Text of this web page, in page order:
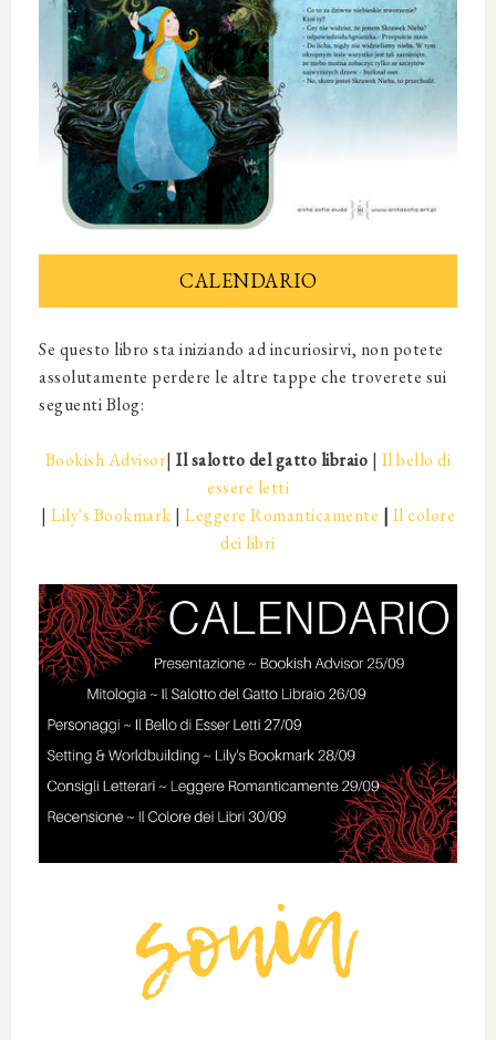
CALENDARIO
Se questo libro sta iniziando ad incuriosirvi, non potete
assolutamente perdere le altre tappe che troverete sui
seguenti Blog:
Bookish Advisor|Il salotto del gatto libraio | Il bello di
essere letti
| Lily's Bookmark | Leggere Romanticamente | Il colore
dei libri